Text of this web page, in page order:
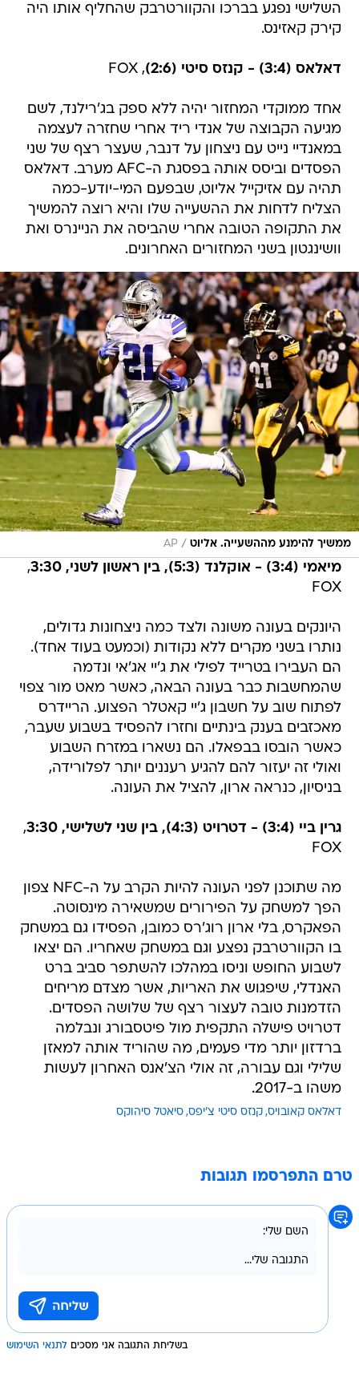
השלישי נפגע בברכו והקוורטרבק שהחליף אותו היה
קירק קאזינס.
דאלאס (3:4) - קנזס סיטי (2:6) , FOX
אחד ממוקדי המחזור יהיה ללא ספק בג'רילנד, לשם
מגיעה הקבוצה של אנדי ריד אחרי שחזרה לעצמה
במאנדיי נייט עם ניצחון על דנבר, שעצר רצף של שני
הפסדים וביסס אותה בפסגת ה-AFC מערב. דאלאס
תהיה עם אזיקייל אליוט, שבפעם המי-יודע-כמה
הצליח לדחות את ההשעייה שלו והיא רוצה להמשיך
את התקופה הטובה אחרי שהביסה את הניינרס ואת
וושינגטון בשני המחזורים האחרונים.
ממשיך להימנע מההשעייה. אליוט /
AP
מיאמי (3:4) - אוקלנד (5:3), בין ראשון לשני, 3:30
,
FOX
היונקים בעונה משונה ולצד כמה ניצחונות גדולים,
נותרו בשני מקרים ללא נקודות (וכמעט בעוד אחד).
הם העבירו בטרייד לפילי את ג'יי אג'אי ונדמה
שהמחשבות כבר בעונה הבאה, כאשר מאט מור צפוי
לפתוח שוב על חשבון ג'יי קאטלר הפצוע. הריידרס
מאכזבים בענק בינתיים וחזרו להפסיד בשבוע שעבר,
כאשר הובסו בבפאלו. הם נשארו במזרח השבוע
ואולי זה יעזור להם להגיע רעננים יותר לפלורידה,
בניסיון, כנראה ארון, להציל את העונה.
גרין ביי (3:4) - דטרויט (4:3), בין שני לשלישי, 3:30
,
FOX
מה שתוכנן לפני העונה להיות הקרב על ה-NFC צפון
הפך למשחק על הפירורים שמשאירה מינסוטה.
הפאקרס, בלי ארון רוג'רס כמובן, הפסידו גם במשחק
בו הקוורטרבק נפצע וגם במשחק שאחריו. הם יצאו
לשבוע החופש וניסו במהלכו להשתפר סביב ברט
האנדלי, שיפגוש את האריות, אשר מצדם מריחים
הזדמנות טובה לעצור רצף של שלושה הפסדים.
דטרויט פישלה התקפית מול פיטסבורג ונבלמה
ברדזון יותר מדי פעמים, מה שהוריד אותה למאזן
שלילי וגם עבורה, זה אולי הצ'אנס האחרון לעשות
משהו ב-2017.
דאלאס קאובויס קנזס סיטי צ'יפס סיאטל סיהוקס
טרם התפרסמו תגובות
בשליחת התגובה אני מסכים לתנאי השימוש